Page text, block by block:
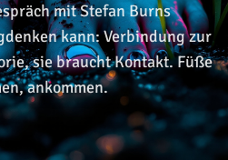
mit Stefan Burns
kann: Verbindung zur
sie braucht Kontakt. Füße
ankommen.